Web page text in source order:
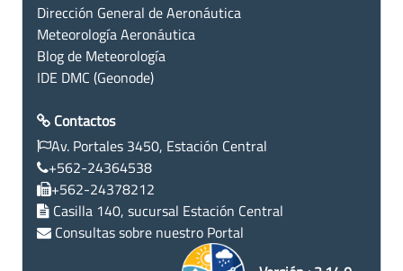
Dirección General de Aeronáutica
Meteorología Aeronáutica
Blog de Meteorología
IDE DMC (Geonode)
Contactos
Av. Portales 3450, Estación Central
+562-24364538
+562-24378212
Casilla 140, sucursal Estación Central
Consultas sobre nuestro Portal